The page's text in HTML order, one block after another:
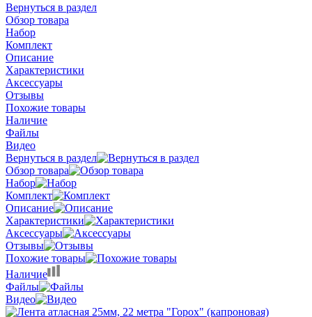
Вернуться в раздел
Обзор товара
Набор
Комплект
Описание
Характеристики
Аксессуары
Отзывы
Похожие товары
Наличие
Файлы
Видео
Вернуться в раздел
Обзор товара
Набор
Комплект
Описание
Характеристики
Аксессуары
Отзывы
Похожие товары
Наличие
Файлы
Видео